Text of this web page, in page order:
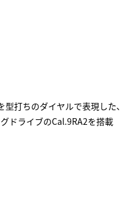
打ちのダイヤルで表現した、
ドライブのCal.9RA2を搭載